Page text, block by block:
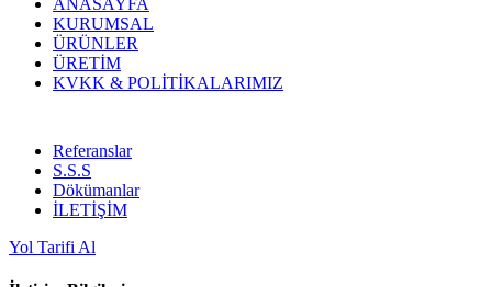
KURUMSAL
ÜRÜNLER
ÜRETİM
KVKK & POLİTİKALARIMIZ
Referanslar
S.S.S
Dökümanlar
İLETİŞİM
Yol Tarifi Al